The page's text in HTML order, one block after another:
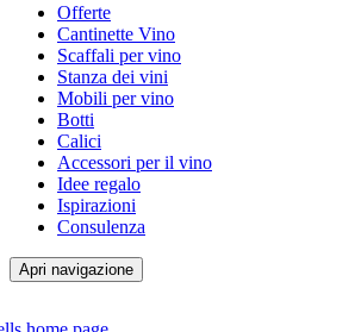
Offerte
Cantinette Vino
Scaffali per vino
Stanza dei vini
Mobili per vino
Botti
Calici
Accessori per il vino
Idee regalo
Ispirazioni
Consulenza
Apri navigazione